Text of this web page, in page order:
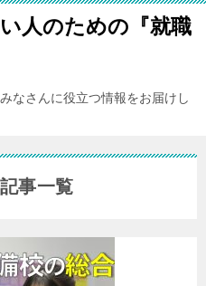
人のための『就職
なさんに役立つ情報をお届けし
事一覧